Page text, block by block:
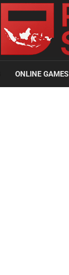
ONLINE GAMES